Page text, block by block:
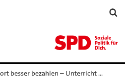
besser bezahlen – Unterricht …